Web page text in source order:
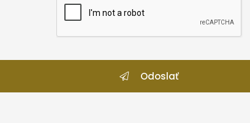
Odoslať